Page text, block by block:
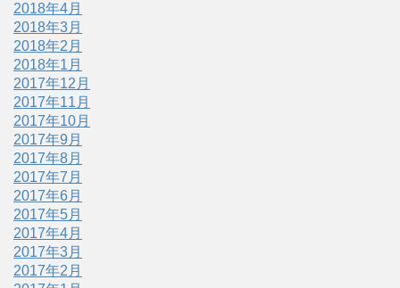
2018年4月
2018年3月
2018年2月
2018年1月
2017年12月
2017年11月
2017年10月
2017年9月
2017年8月
2017年7月
2017年6月
2017年5月
2017年4月
2017年3月
2017年2月